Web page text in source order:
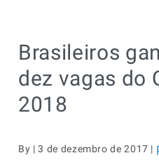
Brasileiros
dez vagas do
2018
By | 3 de dezembro de 2017 |